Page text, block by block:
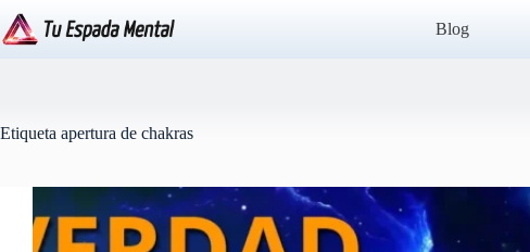
al
contenido
Blog
Etiqueta apertura de chakras